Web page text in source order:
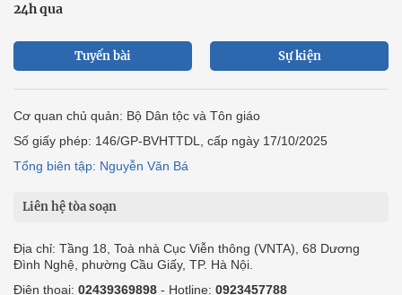
24h qua
Tuyến bài Sự kiện
Cơ quan chủ quản: Bộ Dân tộc và Tôn giáo
Số giấy phép: 146/GP-BVHTTDL, cấp ngày 17/10/2025
Tổng biên tập: Nguyễn Văn Bá
Liên hệ tòa soạn
Địa chỉ: Tầng 18, Toà nhà Cục Viễn thông (VNTA), 68 Dương
Đình Nghệ, phường Cầu Giấy, TP. Hà Nội.
Điện thoại: 02439369898 - Hotline: 0923457788